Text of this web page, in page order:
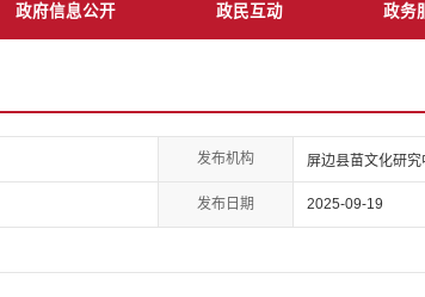
政府信息公开 政民互动 政务
发布机构 屏边县苗文化研究
发布日期 2025-09-19